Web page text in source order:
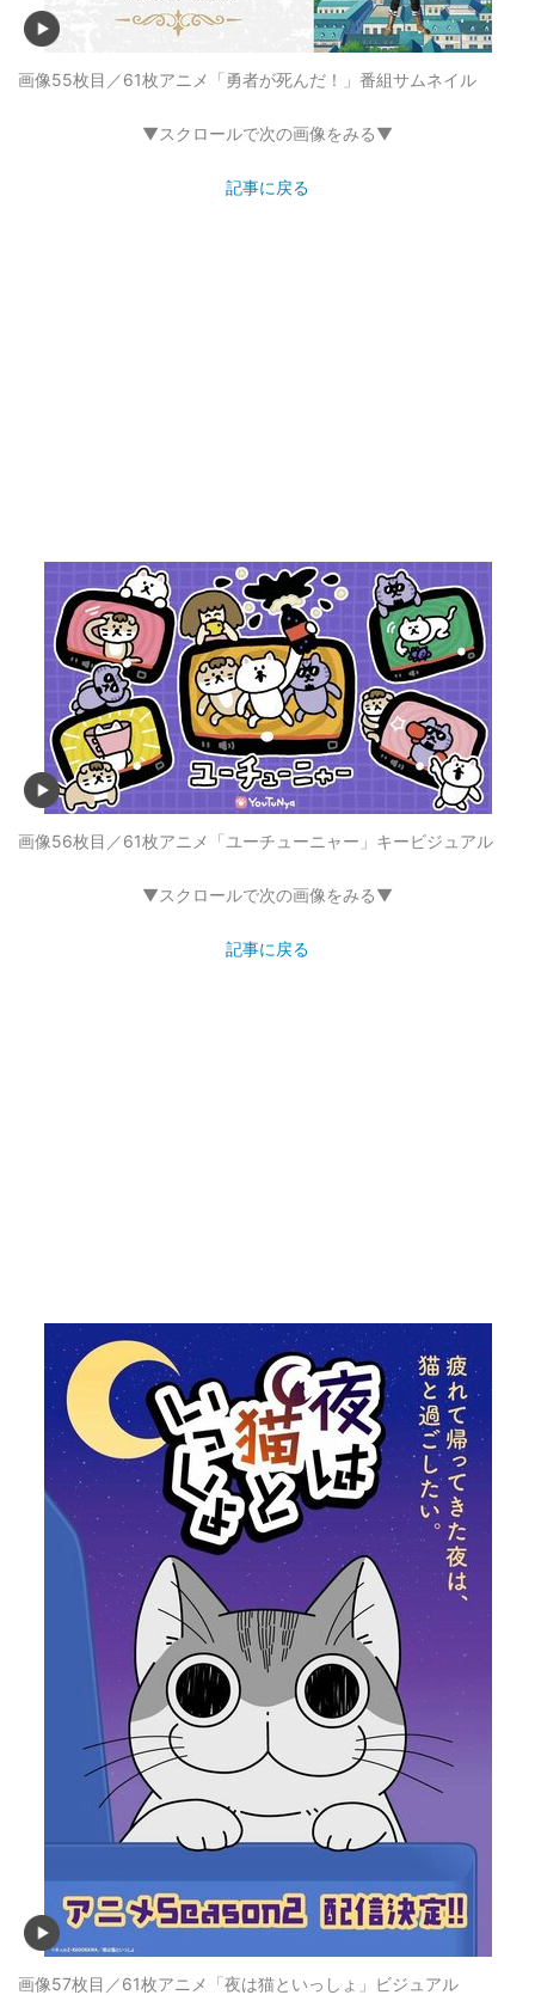
画像55枚目／61枚アニメ「勇者が死んだ！」番組サムネイル
▼スクロールで次の画像をみる▼
記事に戻る
画像56枚目／61枚アニメ「ユーチューニャー」キービジュアル
▼スクロールで次の画像をみる▼
記事に戻る
画像57枚目／61枚アニメ「夜は猫といっしょ」ビジュアル